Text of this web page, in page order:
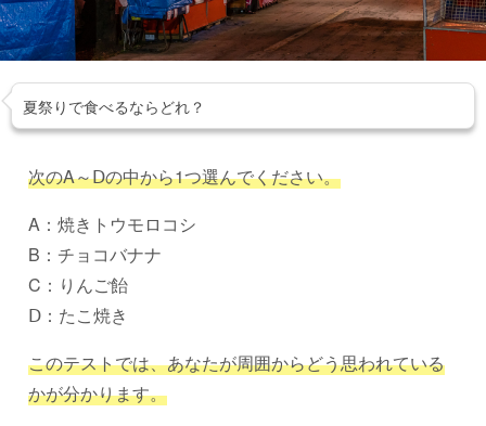
夏祭りで食べるならどれ？
次のA～Ⅾの中から1つ選んでください。
A：焼きトウモロコシ
B：チョコバナナ
C：りんご飴
Ⅾ：たこ焼き
このテストでは、あなたが周囲からどう思われている
かが分かります。